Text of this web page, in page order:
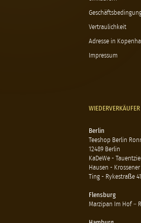
Vertraulichkeit
Adresse in
Impressum
WIEDERVERKÄUFER
Berlin
Teeshop Berlin
12489 Berlin
KaDeWe -
Hausen -
Ting - Rykestraße
Flensburg
Marzipan Im Hof –